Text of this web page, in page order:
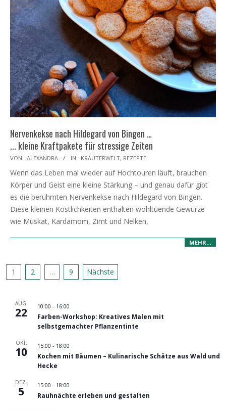
Nervenkekse nach Hildegard von Bingen …
... kleine Kraftpakete für stressige Zeiten
2025-
03-
07
VON: ALEXANDRA IN: KRÄUTERWELT, REZEPTE
Wenn das Leben mal wieder auf Hochtouren läuft, brauchen
Körper und Geist eine kleine Stärkung – und genau dafür gibt
es die berühmten Nervenkekse nach Hildegard von Bingen.
Diese kleinen Köstlichkeiten enthalten wohltuende Gewürze
wie Muskat, Kardamom, Zimt und Nelken,
MEHR…
Seitennummerierung
Beiträge
1 2 … 9 Nächste
AUG.
22 10:00 - 16:00
Farben-Workshop: Kreatives Malen mit
selbstgemachter Pflanzentinte
OKT.
10 15:00 - 18:00
Kochen mit Bäumen – Kulinarische Schätze aus Wald und
Hecke
DEZ.
5 15:00 - 18:00
Rauhnächte erleben und gestalten